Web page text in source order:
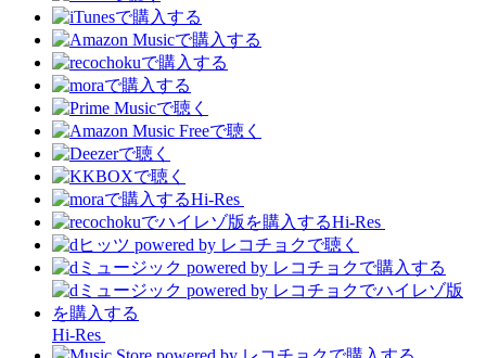
Hi-Res
Hi-Res
Hi-Res